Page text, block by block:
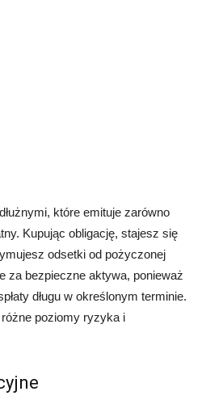
które emituje zarówno
Kupując obligację, stajesz się
odsetki od pożyczonej
za bezpieczne aktywa, ponieważ
długu w określonym terminie.
poziomy ryzyka i